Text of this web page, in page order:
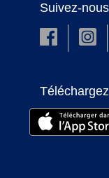
Suivez-nous